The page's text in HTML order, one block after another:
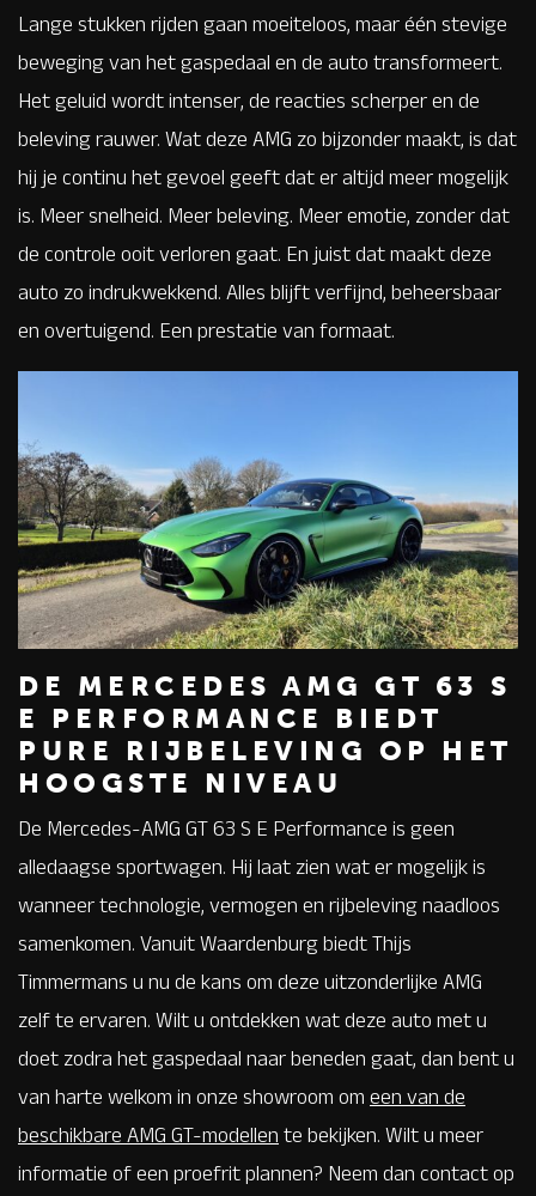
Lange stukken rijden gaan moeiteloos, maar één stevige
beweging van het gaspedaal en de auto transformeert.
Het geluid wordt intenser, de reacties scherper en de
beleving rauwer. Wat deze AMG zo bijzonder maakt, is dat
hij je continu het gevoel geeft dat er altijd meer mogelijk
is. Meer snelheid. Meer beleving. Meer emotie, zonder dat
de controle ooit verloren gaat. En juist dat maakt deze
auto zo indrukwekkend. Alles blijft verfijnd, beheersbaar
en overtuigend. Een prestatie van formaat.
DE MERCEDES AMG GT 63 S
E PERFORMANCE BIEDT
PURE RIJBELEVING OP HET
HOOGSTE NIVEAU
De Mercedes-AMG GT 63 S E Performance is geen
alledaagse sportwagen. Hij laat zien wat er mogelijk is
wanneer technologie, vermogen en rijbeleving naadloos
samenkomen. Vanuit Waardenburg biedt Thijs
Timmermans u nu de kans om deze uitzonderlijke AMG
zelf te ervaren. Wilt u ontdekken wat deze auto met u
doet zodra het gaspedaal naar beneden gaat, dan bent u
van harte welkom in onze showroom om een van de
beschikbare AMG GT-modellen te bekijken. Wilt u meer
informatie of een proefrit plannen? Neem dan contact op